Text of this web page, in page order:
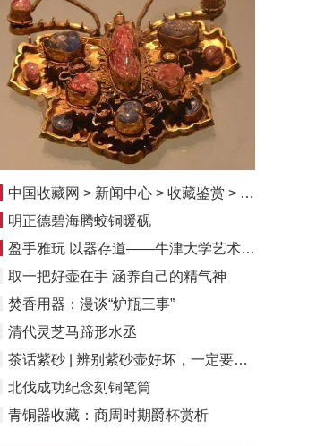
中国收藏网 > 新闻中心 > 收藏鉴赏 > 收藏杂项鉴藏 > 正文盈手雅玩 以器存道——牛津大学艺术与考古博物馆所藏鸣虫葫芦赏析
明正德碧海腾蛟铜暖砚
盈手雅玩 以器存道——牛津大学艺术与考古博物馆所藏鸣虫葫芦赏析
取一把好壶在手 涵养自己的精气神
焚香用器：漫谈“炉瓶三事”
清代灵芝马蹄形水丞
茶话紫砂 | 辨别紫砂壶好坏，一定要记住，一分钱一分货
北伐成功纪念刻铜笔筒
青铜器收藏：商周时期爵杯赏析